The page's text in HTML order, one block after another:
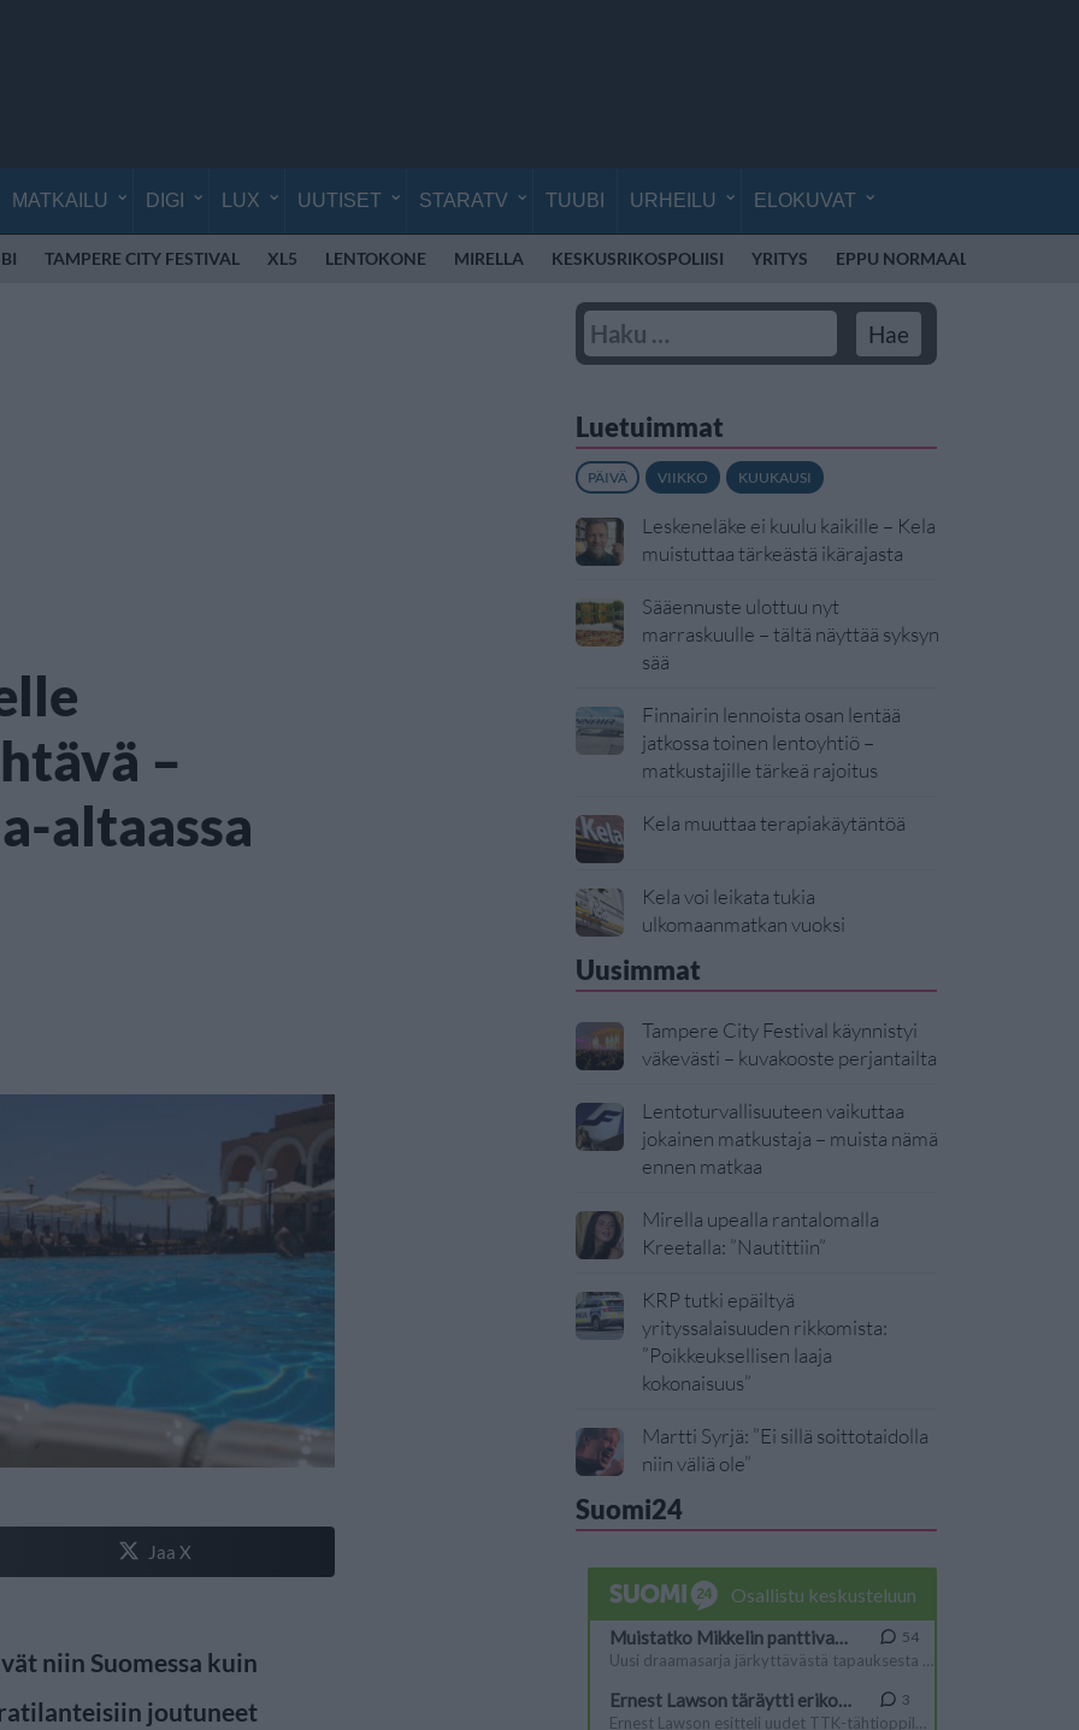
MATKAILU DIGI LUX UUTISET STARATV TUUBI URHEILU ELOKUVAT
TAMPERE CITY FESTIVAL XL5 LENTOKONE MIRELLA KESKUSRIKOSPOLIISI YRITYS EPPU NORMAALI
–
altaassa
Jaa X
niin Suomessa kuin
joutuneet
Luetuimmat
PÄIVÄ VIIKKO KUUKAUSI
Leskeneläke ei kuulu kaikille – Kela
muistuttaa tärkeästä ikärajasta
Sääennuste ulottuu nyt
marraskuulle – tältä näyttää syksyn
sää
Finnairin lennoista osan lentää
jatkossa toinen lentoyhtiö –
matkustajille tärkeä rajoitus
Kela muuttaa terapiakäytäntöä
Kela voi leikata tukia
ulkomaanmatkan vuoksi
Uusimmat
Tampere City Festival käynnistyi
väkevästi – kuvakooste perjantailta
Lentoturvallisuuteen vaikuttaa
jokainen matkustaja – muista nämä
ennen matkaa
Mirella upealla rantalomalla
Kreetalla: ”Nautittiin”
KRP tutki epäiltyä
yrityssalaisuuden rikkomista:
”Poikkeuksellisen laaja
kokonaisuus”
Martti Syrjä: ”Ei sillä soittotaidolla
niin väliä ole”
Suomi24